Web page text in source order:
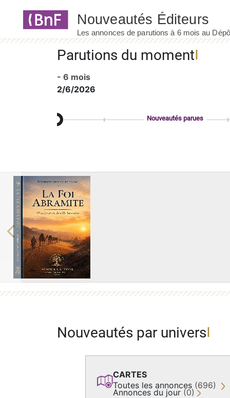
Parutions du moment
- 6 mois
2/6/2026
Nouveautés parues
Previous
Nouveautés par univers
CARTES
Toutes les annonces (696)
Annonces du jour (0)